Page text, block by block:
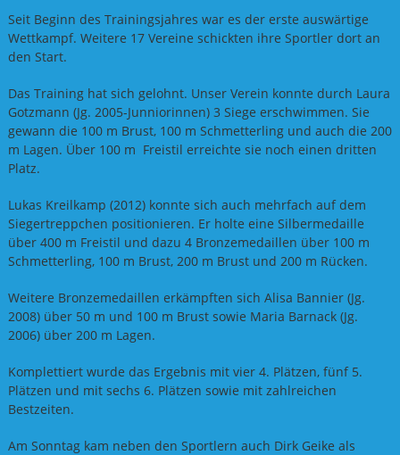
Seit Beginn des Trainingsjahres war es der erste auswärtige
Wettkampf. Weitere 17 Vereine schickten ihre Sportler dort an
den Start.
Das Training hat sich gelohnt. Unser Verein konnte durch Laura
Gotzmann (Jg. 2005-Junniorinnen) 3 Siege erschwimmen. Sie
gewann die 100 m Brust, 100 m Schmetterling und auch die 200
m Lagen. Über 100 m Freistil erreichte sie noch einen dritten
Platz.
Lukas Kreilkamp (2012) konnte sich auch mehrfach auf dem
Siegertreppchen positionieren. Er holte eine Silbermedaille
über 400 m Freistil und dazu 4 Bronzemedaillen über 100 m
Schmetterling, 100 m Brust, 200 m Brust und 200 m Rücken.
Weitere Bronzemedaillen erkämpften sich Alisa Bannier (Jg.
2008) über 50 m und 100 m Brust sowie Maria Barnack (Jg.
2006) über 200 m Lagen.
Komplettiert wurde das Ergebnis mit vier 4. Plätzen, fünf 5.
Plätzen und mit sechs 6. Plätzen sowie mit zahlreichen
Bestzeiten.
Am Sonntag kam neben den Sportlern auch Dirk Geike als